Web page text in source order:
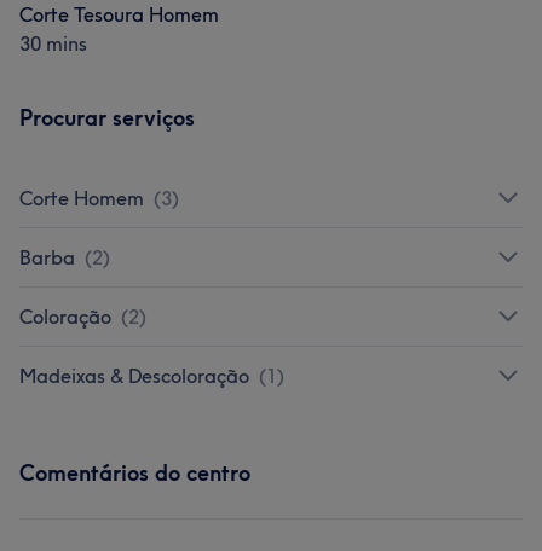
Corte Tesoura Homem
30 mins
Procurar serviços
Corte Homem (3)
Barba (2)
Coloração (2)
Madeixas & Descoloração (1)
Comentários do centro